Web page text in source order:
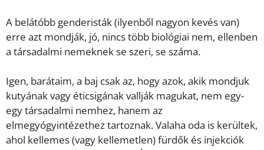
A belátóbb genderisták (ilyenből nagyon kevés van)
erre azt mondják, jó, nincs több biológiai nem, ellenben
a társadalmi nemeknek se szeri, se száma.
Igen, barátaim, a baj csak az, hogy azok, akik mondjuk
kutyának vagy éticsigának vallják magukat, nem egy-
egy társadalmi nemhez, hanem az
elmegyógyintézethez tartoznak. Valaha oda is kerültek,
ahol kellemes (vagy kellemetlen) fürdők és injekciók